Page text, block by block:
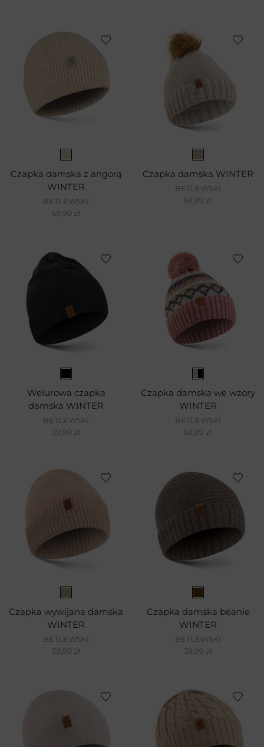
Czapka damska z angorą
WINTER
BETLEWSKI
59,99 zł
Czapka damska WINTER
BETLEWSKI
59,99 zł
Welurowa czapka
damska WINTER
BETLEWSKI
39,99 zł
Czapka damska we wzory
WINTER
BETLEWSKI
59,99 zł
Czapka wywijana damska
WINTER
BETLEWSKI
39,99 zł
Czapka damska beanie
WINTER
BETLEWSKI
39,99 zł